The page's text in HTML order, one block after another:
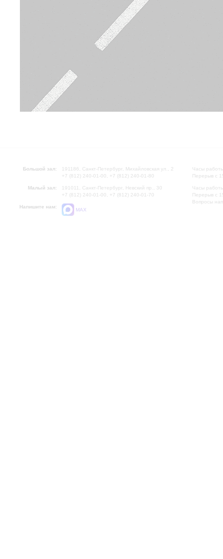
Большой зал:
191186, Санкт-Петербург, Михайловская ул., 2
+7 (812) 240-01-00, +7 (812) 240-01-80
Малый зал:
191011, Санкт-Петербург, Невский пр., 30
+7 (812) 240-01-00, +7 (812) 240-01-70
Напишите нам:
MAX
Часы
Перерыв с
Часы
Перерыв с
Вопросы